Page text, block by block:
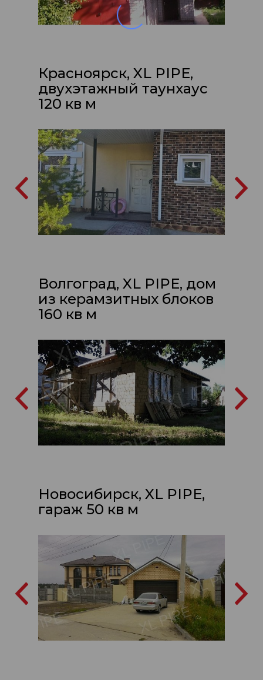
Красноярск, XL PIPE,
двухэтажный таунхаус
120 кв м
Волгоград, XL PIPE, дом
из керамзитных блоков
160 кв м
Новосибирск, XL PIPE,
гараж 50 кв м